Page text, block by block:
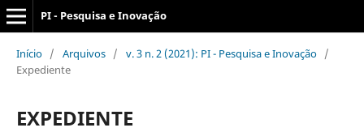
PI - Pesquisa e Inovação
Início / Arquivos / v. 3 n. 2 (2021): PI - Pesquisa e Inovação /
Expediente
EXPEDIENTE